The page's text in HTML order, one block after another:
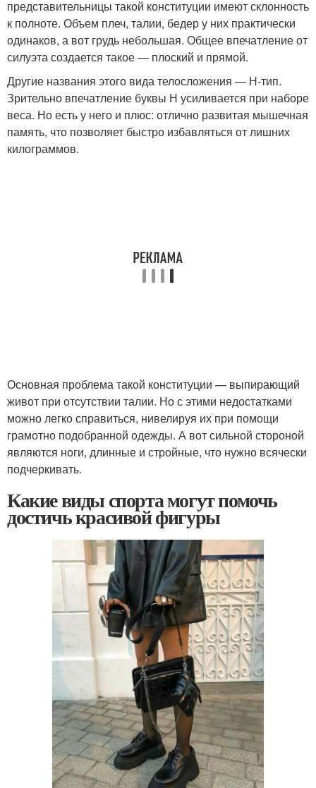
представительницы такой конституции имеют склонность
к полноте. Объем плеч, талии, бедер у них практически
одинаков, а вот грудь небольшая. Общее впечатление от
силуэта создается такое — плоский и прямой.
Другие названия этого вида телосложения — Н-тип.
Зрительно впечатление буквы Н усиливается при наборе
веса. Но есть у него и плюс: отлично развитая мышечная
память, что позволяет быстро избавляться от лишних
килограммов.
Основная проблема такой конституции — выпирающий
живот при отсутствии талии. Но с этими недостатками
можно легко справиться, нивелируя их при помощи
грамотно подобранной одежды. А вот сильной стороной
являются ноги, длинные и стройные, что нужно всячески
подчеркивать.
Какие виды спорта могут помочь
достичь красивой фигуры